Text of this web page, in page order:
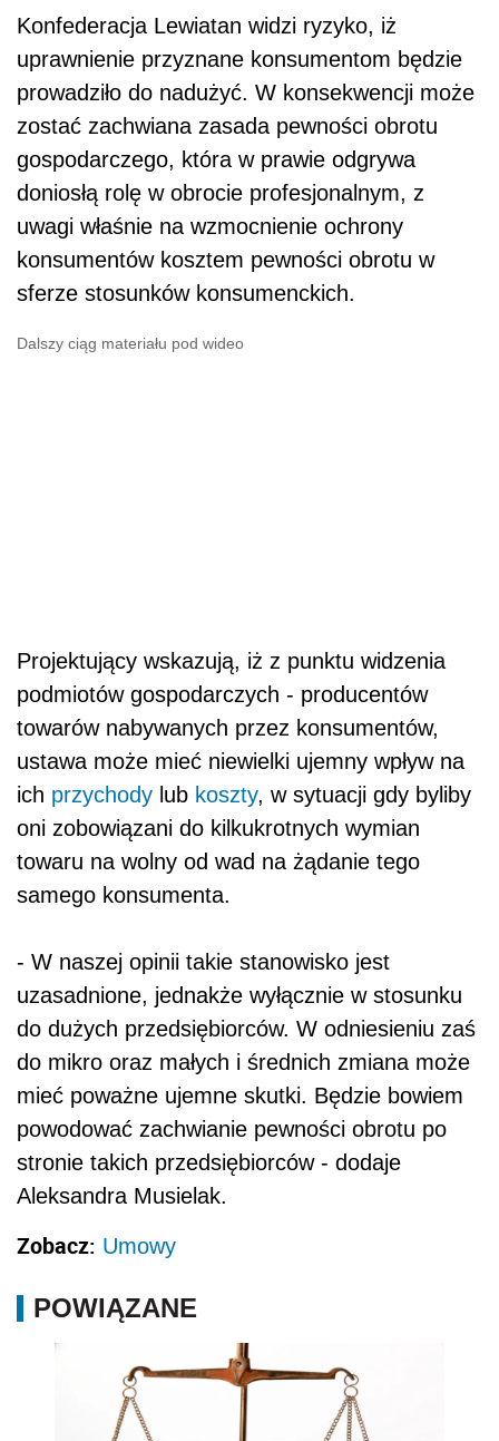
Konfederacja Lewiatan widzi ryzyko, iż
uprawnienie przyznane konsumentom będzie
prowadziło do nadużyć. W konsekwencji może
zostać zachwiana zasada pewności obrotu
gospodarczego, która w prawie odgrywa
doniosłą rolę w obrocie profesjonalnym, z
uwagi właśnie na wzmocnienie ochrony
konsumentów kosztem pewności obrotu w
sferze stosunków konsumenckich.
Dalszy ciąg materiału pod wideo
Projektujący wskazują, iż z punktu widzenia
podmiotów gospodarczych - producentów
towarów nabywanych przez konsumentów,
ustawa może mieć niewielki ujemny wpływ na
ich przychody lub koszty, w sytuacji gdy byliby
oni zobowiązani do kilkukrotnych wymian
towaru na wolny od wad na żądanie tego
samego konsumenta.
- W naszej opinii takie stanowisko jest
uzasadnione, jednakże wyłącznie w stosunku
do dużych przedsiębiorców. W odniesieniu zaś
do mikro oraz małych i średnich zmiana może
mieć poważne ujemne skutki. Będzie bowiem
powodować zachwianie pewności obrotu po
stronie takich przedsiębiorców - dodaje
Aleksandra Musielak.
Zobacz: Umowy
POWIĄZANE